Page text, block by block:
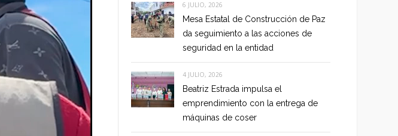
6 JULIO, 2026
Mesa Estatal de Construcción de Paz
da seguimiento a las acciones de
seguridad en la entidad
4 JULIO, 2026
Beatriz Estrada impulsa el
emprendimiento con la entrega de
máquinas de coser